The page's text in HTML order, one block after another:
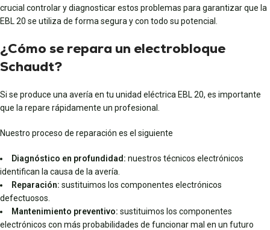
crucial controlar y diagnosticar estos problemas para garantizar que la
EBL 20 se utiliza de forma segura y con todo su potencial.
¿Cómo se repara un electrobloque
Schaudt?
Si se produce una avería en tu unidad eléctrica EBL 20, es importante
que la repare rápidamente un profesional.
Nuestro proceso de reparación es el siguiente
Diagnóstico en profundidad: nuestros técnicos electrónicos
identifican la causa de la avería.
Reparación: sustituimos los componentes electrónicos
defectuosos.
Mantenimiento preventivo: sustituimos los componentes
electrónicos con más probabilidades de funcionar mal en un futuro